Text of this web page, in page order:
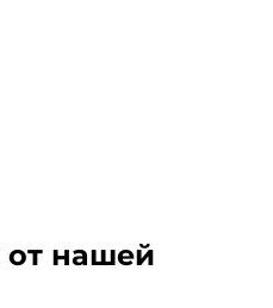
от нашей